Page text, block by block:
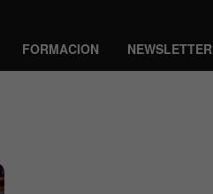
FORMACION NEWSLETTER